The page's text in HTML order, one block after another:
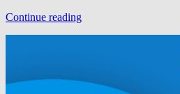
Continue reading